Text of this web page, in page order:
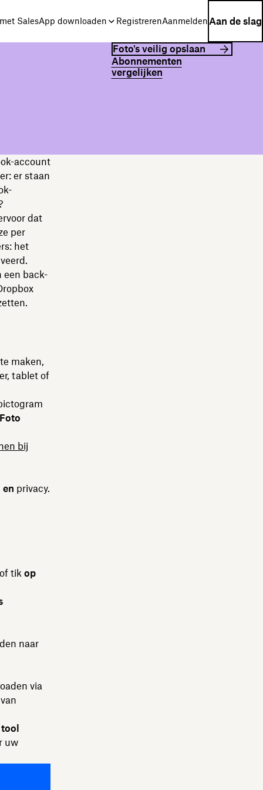
SalesApp downloaden RegistrerenAanmelden Aan de slag
Foto's veilig opslaan
Abonnementen
vergelijken
account
er staan
dat
per
het
een back-
maken,
tablet of
bij
privacy.
tik op
naar
via
tool
uw